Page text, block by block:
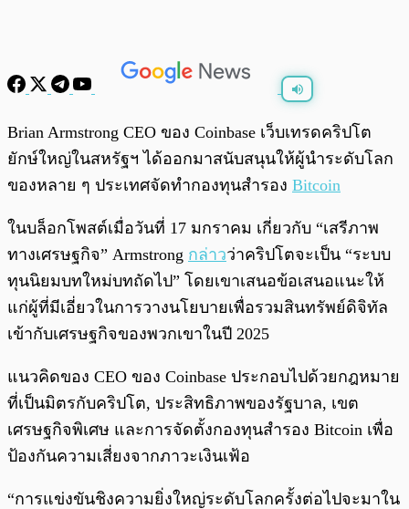
/ 0:00
Brian Armstrong CEO ของ Coinbase เว็บเทรดคริปโต
ยักษ์ใหญ่ในสหรัฐฯ ได้ออกมาสนับสนุนให้ผู้นำระดับโลก
ของหลาย ๆ ประเทศจัดทำกองทุนสำรอง Bitcoin
ในบล็อกโพสต์เมื่อวันที่ 17 มกราคม เกี่ยวกับ “เสรีภาพ
ทางเศรษฐกิจ” Armstrong กล่าวว่าคริปโตจะเป็น “ระบบ
ทุนนิยมบทใหม่บทถัดไป” โดยเขาเสนอข้อเสนอแนะให้
แก่ผู้ที่มีเอี่ยวในการวางนโยบายเพื่อรวมสินทรัพย์ดิจิทัล
เข้ากับเศรษฐกิจของพวกเขาในปี 2025
แนวคิดของ CEO ของ Coinbase ประกอบไปด้วยกฎหมาย
ที่เป็นมิตรกับคริปโต, ประสิทธิภาพของรัฐบาล, เขต
เศรษฐกิจพิเศษ และการจัดตั้งกองทุนสำรอง Bitcoin เพื่อ
ป้องกันความเสี่ยงจากภาวะเงินเฟ้อ
“การแข่งขันชิงความยิ่งใหญ่ระดับโลกครั้งต่อไปจะมาใน